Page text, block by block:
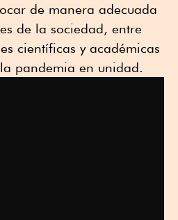
de manera adecuada
de la sociedad, entre
científicas y académicas
pandemia en unidad.